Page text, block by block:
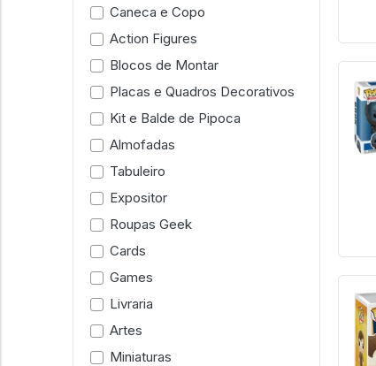
Caneca e Copo
Action Figures
Blocos de Montar
Placas e Quadros Decorativos
Kit e Balde de Pipoca
Almofadas
Tabuleiro
Expositor
Roupas Geek
Cards
Games
Livraria
Artes
Miniaturas